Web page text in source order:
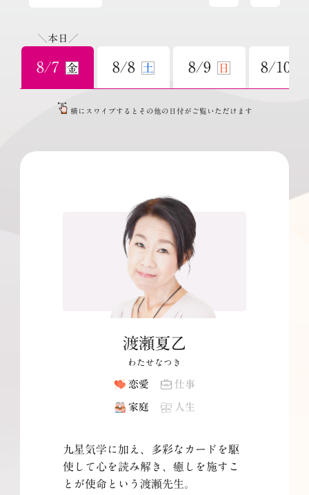
横にスワイプするとその他の日付がご覧いただけます
＼本日／
8/7 金 8/8 土 8/9 日 8/10
渡瀬夏乙
わたせなつき
恋愛 仕事
家庭 人生
九星気学に加え、多彩なカードを駆
使して心を読み解き、癒しを施すこ
とが使命という渡瀬先生。